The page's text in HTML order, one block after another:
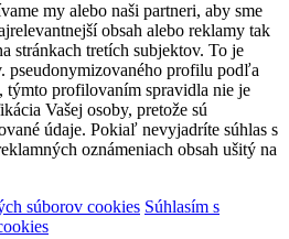
my alebo naši partneri, aby sme
obsah alebo reklamy tak
stránkach tretích subjektov. To je
pseudonymizovaného profilu podľa
týmto profilovaním spravidla nie je
Vašej osoby, pretože sú
údaje. Pokiaľ nevyjadríte súhlas s
oznámeniach obsah ušitý na
súborov cookies Súhlasím s